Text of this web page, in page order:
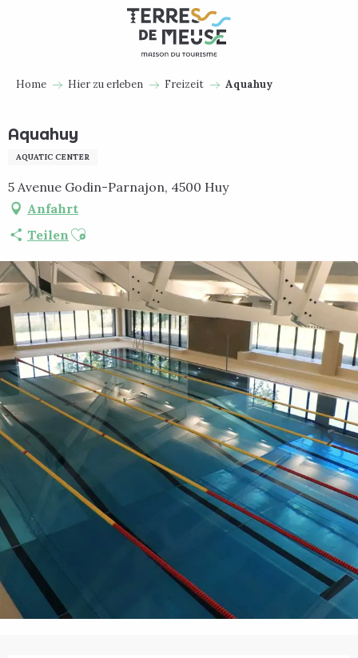
Home Hier zu erleben Freizeit Aquahuy
Aquahuy
AQUATIC CENTER
5 Avenue Godin-Parnajon, 4500 Huy
Anfahrt
Teilen Ajouter aux favoris